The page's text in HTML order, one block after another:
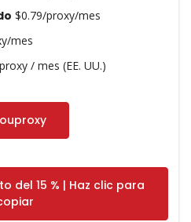
$0.79/proxy/mes
mes
/ mes (EE. UU.)
del 15 % | Haz clic para